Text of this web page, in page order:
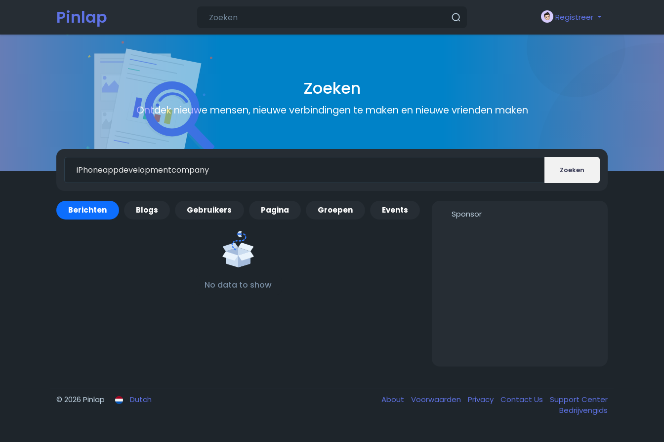
Pinlap Registreer
Zoeken
Ontdek nieuwe mensen, nieuwe verbindingen te maken en nieuwe vrienden maken
Zoeken
Berichten Blogs Gebruikers Pagina Groepen Events
No data to show
Sponsor
© 2026 Pinlap Dutch About Voorwaarden Privacy Contact Us
Support Center
Bedrijvengids